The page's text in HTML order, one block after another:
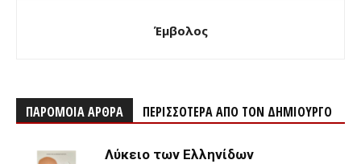
Έμβολος
ΠΑΡΟΜΟΙΑ ΑΡΘΡΑ ΠΕΡΙΣΣΟΤΕΡΑ ΑΠΟ ΤΟΝ ΔΗΜΙΟΥΡΓΟ
Λύκειο των Ελληνίδων